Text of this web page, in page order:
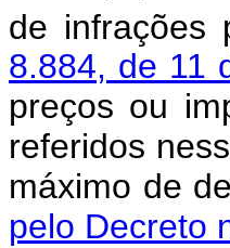
de infrações
8.884, de 11
preços ou
referidos
máximo de
pelo Decreto